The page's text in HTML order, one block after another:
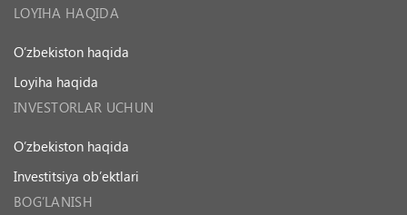
LOYIHA HAQIDA
O’zbekiston haqida
Loyiha haqida
INVESTORLAR UCHUN
O’zbekiston haqida
Investitsiya ob’ektlari
BOG’LANISH